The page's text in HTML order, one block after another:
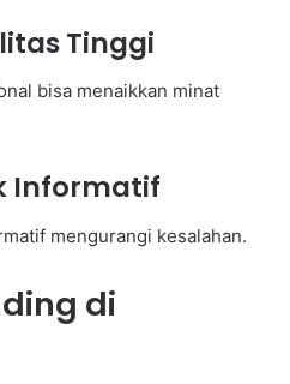
Tinggi
bisa menaikkan minat
Informatif
mengurangi kesalahan.
di